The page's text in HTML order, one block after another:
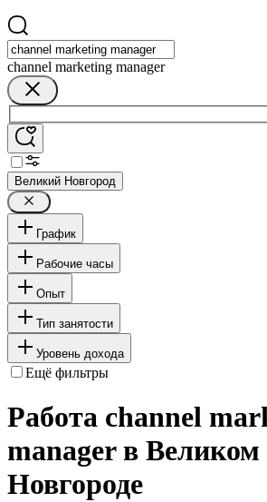
channel marketing manager
Великий Новгород
График
Рабочие часы
Опыт
Тип занятости
Уровень дохода
Ещё фильтры
Работа channel
manager в Великом
Новгороде